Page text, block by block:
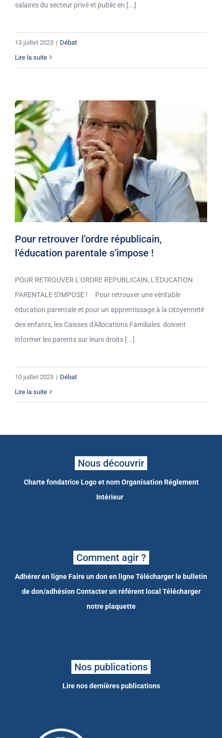
salaires du secteur privé et public en [...]
13 juillet 2023 | Débat
Lire la suite
Pour retrouver l’ordre républicain,
l’éducation parentale s’impose !
POUR RETROUVER L'ORDRE REPUBLICAIN, L'ÉDUCATION
PARENTALE S'IMPOSE ! Pour retrouver une véritable
éducation parentale et pour un apprentissage à la citoyenneté
des enfants, les Caisses d'Allocations Familiales doivent
informer les parents sur leurs droits [...]
10 juillet 2023 | Débat
Lire la suite
Nous découvrir
Charte fondatrice Logo et nom Organisation Réglement
Intérieur
Comment agir ?
Adhérer en ligneFaire un don en ligneTélécharger le bulletin
de don/adhésion Contacter un référent local Télécharger
notre plaquette
Nos publications
Lire nos dernières publications